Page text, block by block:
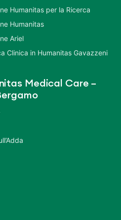
Humanitas per la Ricerca
Humanitas
Ariel
Clinica in Humanitas Gavazzeni
Medical Care –